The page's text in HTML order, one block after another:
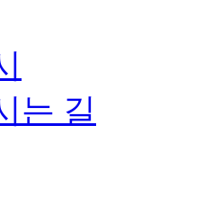
는 길